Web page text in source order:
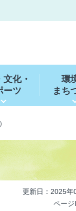
化・
ーツ
環
まち
更新日：2025年
ページ